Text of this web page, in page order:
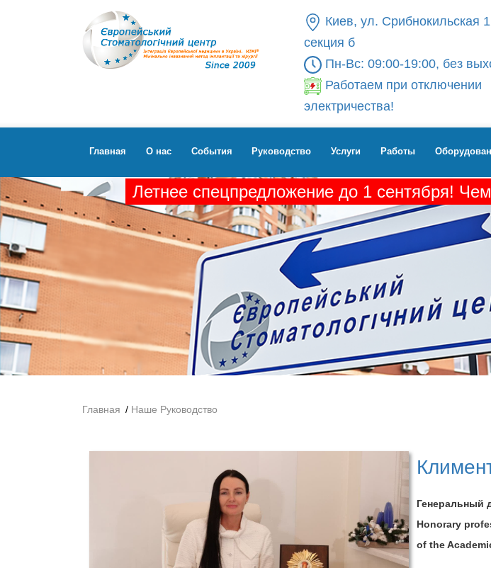
Киев, ул. Срибнокильская
секция б
Пн-Вс: 09:00-19:00, без
Работаем при отключении
электричества!
Главная О нас Cобытия Руководство Услуги Работы
Летнее спецпредложение до 1 сентября!
Главная Наше Руководство
Генеральный
Honorary
of the